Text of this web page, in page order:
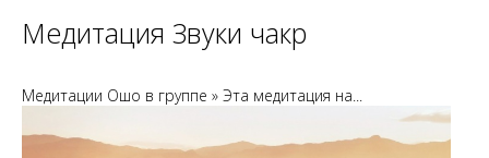
Медитация Звуки чакр
Медитации Ошо в группе » Эта медитация на...